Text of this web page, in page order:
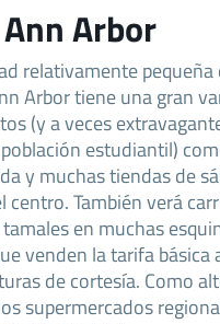
Arbor
relativamente pequeña
Arbor tiene una gran
(y a veces
estudiantil)
y muchas tiendas de
También verá
en muchas
venden la tarifa básica
de cortesía. Como
supermercados